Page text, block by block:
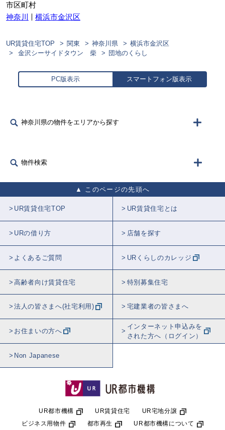
市区町村
神奈川
横浜市金沢区
UR賃貸住宅TOP 関東 神奈川県
横浜市金沢区
金沢シーサイドタウン 柴
団地のくらし
PC版表示 スマートフォン版表示
神奈川県の物件をエリアから探す
物件検索
このページの先頭へ
UR賃貸住宅TOP UR賃貸住宅とは
URの借り方 店舗を探す
よくあるご質問 URくらしのカレッジ
高齢者向け賃貸住宅 特別募集住宅
法人の皆さまへ(社宅利用) 宅建業者の皆さまへ
お住まいの方へ
インターネット申込みを
された方へ（ログイン）
Non Japanese
UR都市機構 UR賃貸住宅
UR宅地分譲
ビジネス用物件
都市再生 UR都市機構について